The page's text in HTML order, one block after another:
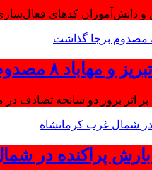
و دانش‌آموزان کدهای
مصدوم برجا گذاشت
دو سانحه تصادف در محور ارومیه-
پراکنده در